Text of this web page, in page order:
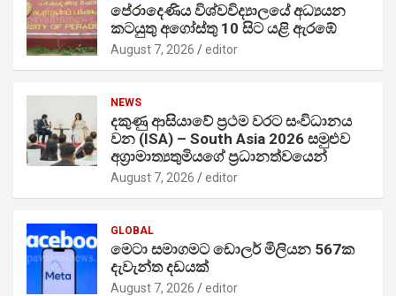
පේරාදෙණිය විශ්වවිද්‍යාලයේ අධ්‍යයන
කටයුතු අගෝස්තු 10 සිට යළි ඇරඹේ
August 7, 2026 editor
NEWS
දකුණු ආසියාවේ ප්‍රථම වරට සංවිධානය
වන (ISA) – South Asia 2026 සමුළුව
අග්‍රාමාත්‍යතුමියගේ ප්‍රධානත්වයෙන්
August 7, 2026 editor
GLOBAL
මෙටා සමාගමට ඩොලර් මිලියන 567ක
දැවැන්ත දඩයක්
August 7, 2026 editor